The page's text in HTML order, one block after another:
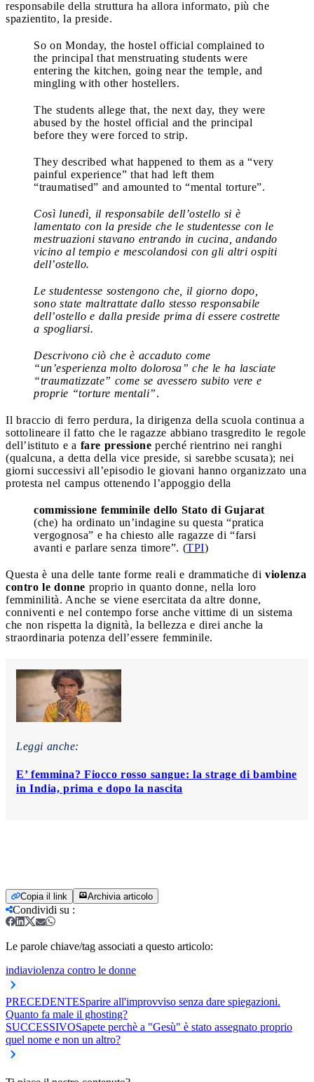
responsabile della struttura ha allora informato, più che
spazientito, la preside.
So on Monday, the hostel official complained to
the principal that menstruating students were
entering the kitchen, going near the temple, and
mingling with other hostellers.
The students allege that, the next day, they were
abused by the hostel official and the principal
before they were forced to strip.
They described what happened to them as a “very
painful experience” that had left them
“traumatised” and amounted to “mental torture”.
Così lunedì, il responsabile dell’ostello si è
lamentato con la preside che le studentesse con le
mestruazioni stavano entrando in cucina, andando
vicino al tempio e mescolandosi con gli altri ospiti
dell’ostello.
Le studentesse sostengono che, il giorno dopo,
sono state maltrattate dallo stesso responsabile
dell’ostello e dalla preside prima di essere costrette
a spogliarsi.
Descrivono ciò che è accaduto come
“un’esperienza molto dolorosa” che le ha lasciate
“traumatizzate” come se avessero subito vere e
proprie “torture mentali”.
Il braccio di ferro perdura, la dirigenza della scuola continua a
sottolineare il fatto che le ragazze abbiano trasgredito le regole
dell’istituto e a fare pressione perché rientrino nei ranghi
(qualcuna, a detta della vice preside, si sarebbe scusata); nei
giorni successivi all’episodio le giovani hanno organizzato una
protesta nel campus ottenendo l’appoggio della
commissione femminile dello Stato di Gujarat
(che) ha ordinato un’indagine su questa “pratica
vergognosa” e ha chiesto alle ragazze di “farsi
avanti e parlare senza timore”. (TPI)
Questa è una delle tante forme reali e drammatiche di violenza
contro le donne proprio in quanto donne, nella loro
femminilità. Anche se viene esercitata da altre donne,
conniventi e nel contempo forse anche vittime di un sistema
che non rispetta la dignità, la bellezza e direi anche la
straordinaria potenza dell’essere femminile.
Leggi anche:
E’ femmina? Fiocco rosso sangue: la strage di bambine
in India, prima e dopo la nascita
Copia il link Archivia articolo
Condividi su :
Le parole chiave/tag associati a questo articolo:
indiaviolenza contro le donne
PRECEDENTESparire all'improvviso senza dare spiegazioni.
Quanto fa male il ghosting?
SUCCESSIVOSapete perchè a "Gesù" è stato assegnato proprio
quel nome e non un altro?